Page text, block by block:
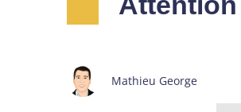
Mathieu George